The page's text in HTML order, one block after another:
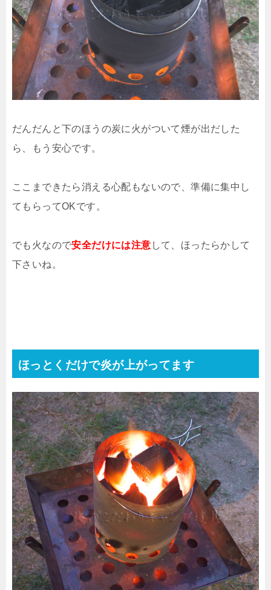
だんだんと下のほうの炭に火がついて煙が出だした
ら、もう安心です。
ここまできたら消える心配もないので、準備に集中し
てもらってOKです。
でも火なので安全だけには注意 して、ほったらかして
下さいね。
ほっとくだけで炎が上がってます